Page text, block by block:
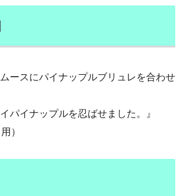
ムースにパイナップルブリュレを合わせ
パイナップルを忍ばせました。』
）